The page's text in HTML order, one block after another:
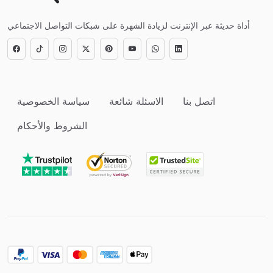
أداة حديثة عبر الإنترنت لزيادة الشهرة على شبكات التواصل الاجتماعي
سياسة الخصوصية الاسئلة شائعة
اتصل بنا
الشروط والأحكام